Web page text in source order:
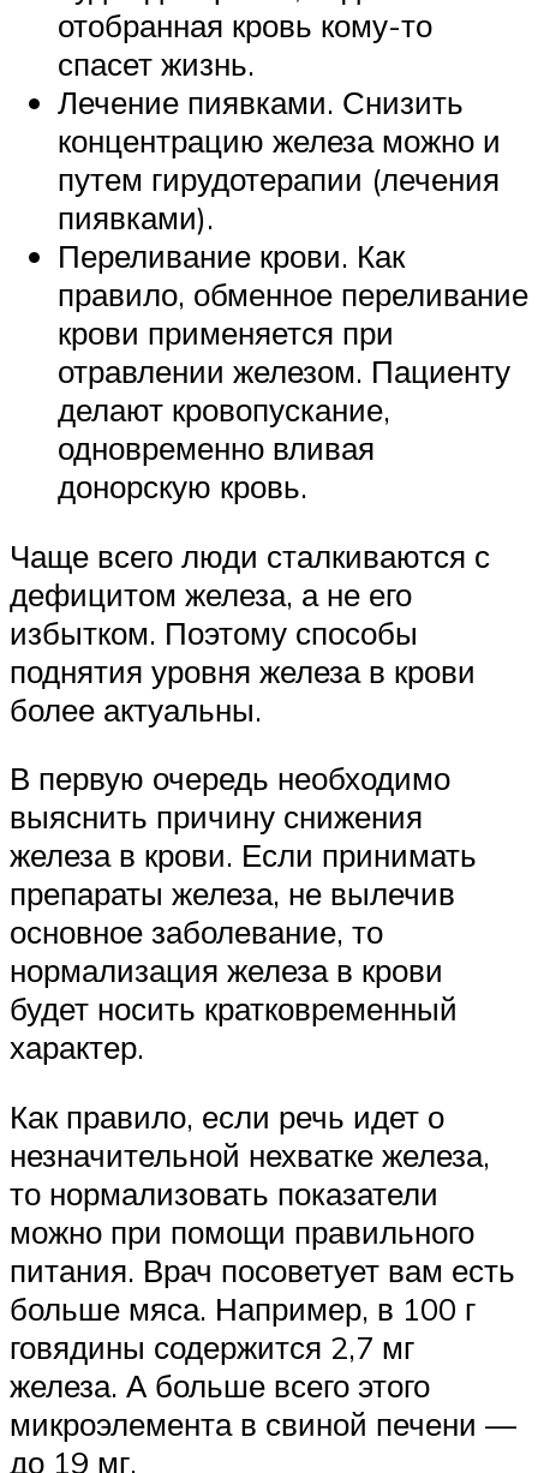
отобранная кровь кому-то
спасет жизнь.
Лечение пиявками. Снизить
концентрацию железа можно и
путем гирудотерапии (лечения
пиявками).
Переливание крови. Как
правило, обменное переливание
крови применяется при
отравлении железом. Пациенту
делают кровопускание,
одновременно вливая
донорскую кровь.
Чаще всего люди сталкиваются с
дефицитом железа, а не его
избытком. Поэтому способы
поднятия уровня железа в крови
более актуальны.
В первую очередь необходимо
выяснить причину снижения
железа в крови. Если принимать
препараты железа, не вылечив
основное заболевание, то
нормализация железа в крови
будет носить кратковременный
характер.
Как правило, если речь идет о
незначительной нехватке железа,
то нормализовать показатели
можно при помощи правильного
питания. Врач посоветует вам есть
больше мяса. Например, в 100 г
говядины содержится 2,7 мг
железа. А больше всего этого
микроэлемента в свиной печени —
до 19 мг.